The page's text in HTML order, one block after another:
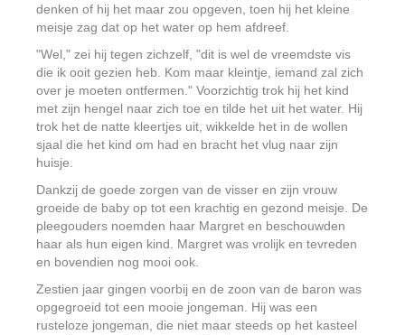
denken of hij het maar zou opgeven, toen hij het kleine
meisje zag dat op het water op hem afdreef.
"Wel," zei hij tegen zichzelf, "dit is wel de vreemdste vis
die ik ooit gezien heb. Kom maar kleintje, iemand zal zich
over je moeten ontfermen." Voorzichtig trok hij het kind
met zijn hengel naar zich toe en tilde het uit het water. Hij
trok het de natte kleertjes uit, wikkelde het in de wollen
sjaal die het kind om had en bracht het vlug naar zijn
huisje.
Dankzij de goede zorgen van de visser en zijn vrouw
groeide de baby op tot een krachtig en gezond meisje. De
pleegouders noemden haar Margret en beschouwden
haar als hun eigen kind. Margret was vrolijk en tevreden
en bovendien nog mooi ook.
Zestien jaar gingen voorbij en de zoon van de baron was
opgegroeid tot een mooie jongeman. Hij was een
rusteloze jongeman, die niet maar steeds op het kasteel